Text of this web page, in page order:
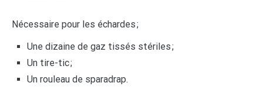
Nécessaire pour les échardes ;
Une dizaine de gaz tissés stériles ;
Un tire-tic ;
Un rouleau de sparadrap.